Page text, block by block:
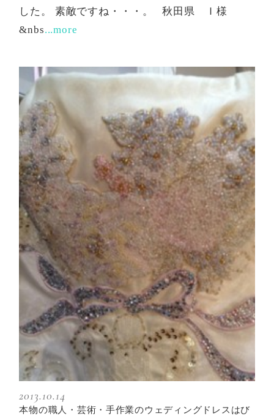
した。 素敵ですね・・・。 秋田県 Ｉ様
&nbs...more
2013.10.14
本物の職人・芸術・手作業のウェディングドレスはび